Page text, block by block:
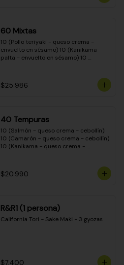
(Pimentón - queso crema - cebollín -
envuelto en masa tempura)
60 Mixtas
10 (Pollo teriyaki - queso crema -
envuelto en sésamo) 10 (Kanikama -
palta - envuelto en sésamo) 10
envuelto en queso crema) 10
(Camarón - queso crema - cebollín -
$25.986
40 Tempuras
10 (Salmón - queso crema - cebollín)
10 (Camarón - queso crema - cebollín)
10 (Kanikama - queso crema -
$20.990
R&R1 (1 persona)
California Tori - Sake Maki - 3 gyozas
$7.400